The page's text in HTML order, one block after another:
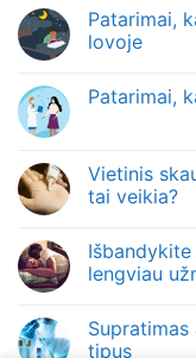
Patarimai,
lovoje
Patarimai,
Vietinis
tai veikia?
lengviau
tipus